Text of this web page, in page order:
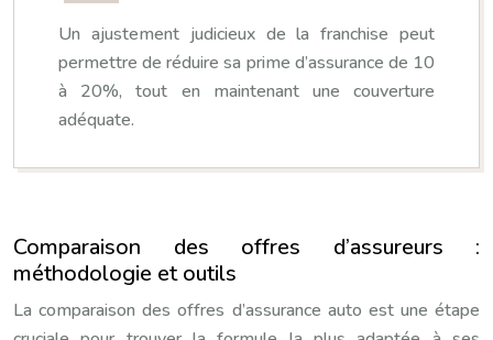
Un ajustement judicieux de la franchise peut
permettre de réduire sa prime d’assurance de 10
à 20%, tout en maintenant une couverture
adéquate.
Comparaison des offres d’assureurs :
méthodologie et outils
La comparaison des offres d’assurance auto est une étape